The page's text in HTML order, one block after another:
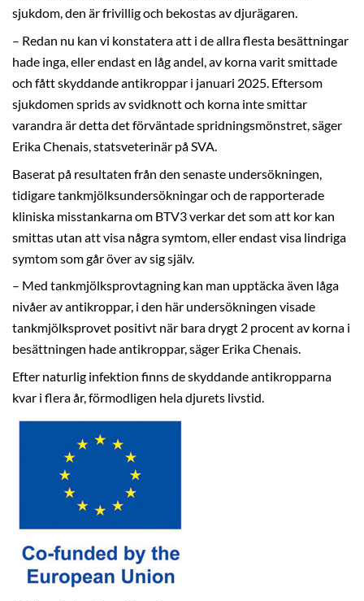
sjukdom, den är frivillig och bekostas av djurägaren.
– Redan nu kan vi konstatera att i de allra flesta besättningar
hade inga, eller endast en låg andel, av korna varit smittade
och fått skyddande antikroppar i januari 2025. Eftersom
sjukdomen sprids av svidknott och korna inte smittar
varandra är detta det förväntade spridningsmönstret, säger
Erika Chenais, statsveterinär på SVA.
Baserat på resultaten från den senaste undersökningen,
tidigare tankmjölksundersökningar och de rapporterade
kliniska misstankarna om BTV3 verkar det som att kor kan
smittas utan att visa några symtom, eller endast visa lindriga
symtom som går över av sig själv.
– Med tankmjölksprovtagning kan man upptäcka även låga
nivåer av antikroppar, i den här undersökningen visade
tankmjölksprovet positivt när bara drygt 2 procent av korna i
besättningen hade antikroppar, säger Erika Chenais.
Efter naturlig infektion finns de skyddande antikropparna
kvar i flera år, förmodligen hela djurets livstid.